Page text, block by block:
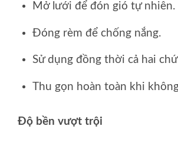
Mở lưới để đón gió tự nhiên.
Đóng rèm để chống nắng.
Sử dụng đồng thời cả hai
Thu gọn hoàn toàn khi
Độ bền vượt trội